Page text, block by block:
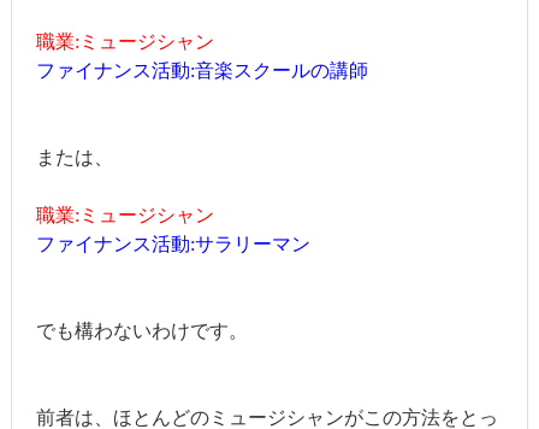
職業:ミュージシャン
ファイナンス活動:音楽スクールの講師
または、
職業:ミュージシャン
ファイナンス活動:サラリーマン
でも構わないわけです。
前者は、ほとんどのミュージシャンがこの方法をとっ